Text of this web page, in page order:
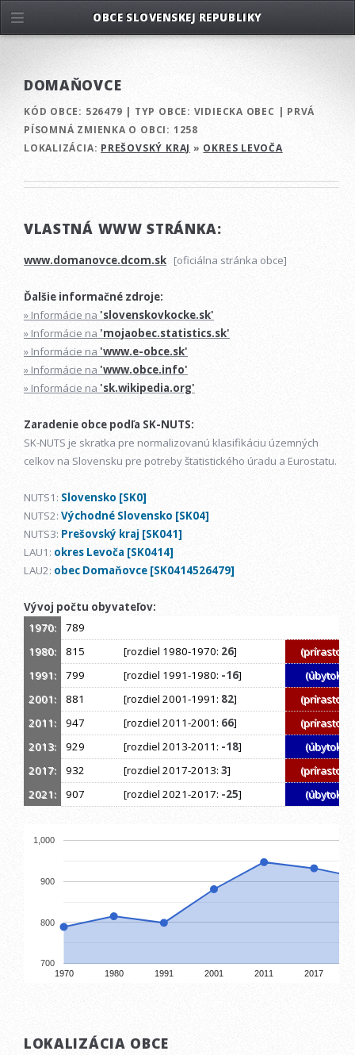
DOMAŇOVCE
KÓD OBCE: 526479 | TYP OBCE: VIDIECKA OBEC | PRVÁ
PÍSOMNÁ ZMIENKA O OBCI: 1258
LOKALIZÁCIA: PREŠOVSKÝ KRAJ » OKRES LEVOČA
VLASTNÁ WWW STRÁNKA:
www.domanovce.dcom.sk [oficiálna stránka obce]
Ďalšie informačné zdroje:
» Informácie na 'slovenskovkocke.sk'
» Informácie na 'mojaobec.statistics.sk'
» Informácie na 'www.e-obce.sk'
» Informácie na 'www.obce.info'
» Informácie na 'sk.wikipedia.org'
Zaradenie obce podľa SK-NUTS:
SK-NUTS je skratka pre normalizovanú klasifikáciu územných
celkov na Slovensku pre potreby štatistického úradu a Eurostatu.
NUTS1: Slovensko [SK0]
NUTS2: Východné Slovensko [SK04]
NUTS3: Prešovský kraj [SK041]
LAU1: okres Levoča [SK0414]
LAU2: obec Domaňovce [SK0414526479]
Vývoj počtu obyvateľov:
1970:
789
1980:
815 [rozdiel 1980-1970: 26]
(prírastok)
1991:
799 [rozdiel 1991-1980: -16]
(úbytok)
2001:
881 [rozdiel 2001-1991: 82]
(prírastok)
2011:
947 [rozdiel 2011-2001: 66]
(prírastok)
2013:
929 [rozdiel 2013-2011: -18]
(úbytok)
2017:
932 [rozdiel 2017-2013: 3]
(prírastok)
2021:
907 [rozdiel 2021-2017: -25] (úbytok)
1970 1980 1991 2001 2011 2017
700
800
900
1,000
LOKALIZÁCIA OBCE
OBCE SLOVENSKEJ REPUBLIKY